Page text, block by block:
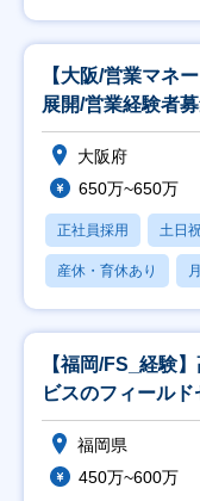
【大阪/営業マネ
展開/営業経験者
大阪府
650万~650万
正社員採用 土日
産休・育休あり
【福岡/FS_経験
ビスのフィール
福岡県
450万~600万